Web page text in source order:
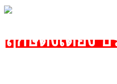
ฤกษ์ตั้งเตียง